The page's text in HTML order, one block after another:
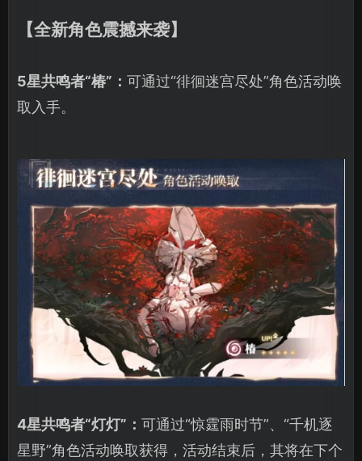
【全新角色震撼来袭】
5星共鸣者“椿”： 可通过“徘徊迷宫尽处”角色活动唤
取入手。
4星共鸣者“灯灯”： 可通过“惊霆雨时节”、“千机逐
星野”角色活动唤取获得，活动结束后，其将在下个